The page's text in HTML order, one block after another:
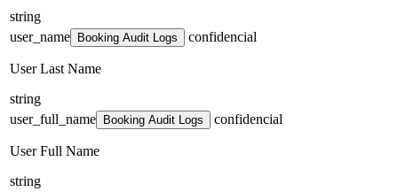
string
user_name
Booking Audit Logs confidencial
User Last Name
string
user_full_name
Booking Audit Logs confidencial
User Full Name
string